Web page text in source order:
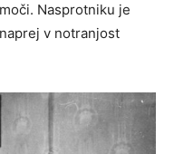
Nasprotniku je
v notranjost